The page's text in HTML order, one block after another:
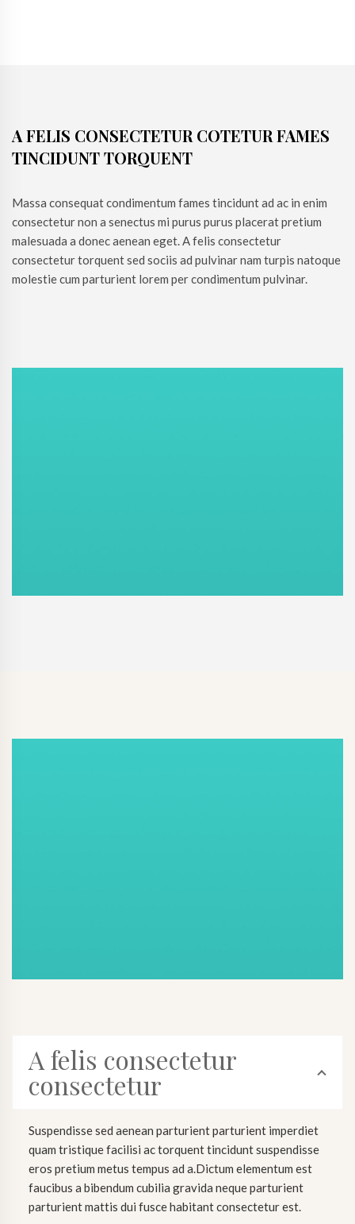
A FELIS CONSECTETUR COTETUR FAMES
TINCIDUNT TORQUENT
Massa consequat condimentum fames tincidunt ad ac in enim
consectetur non a senectus mi purus purus placerat pretium
malesuada a donec aenean eget. A felis consectetur
consectetur torquent sed sociis ad pulvinar nam turpis natoque
molestie cum parturient lorem per condimentum pulvinar.
A felis consectetur
consectetur
Suspendisse sed aenean parturient parturient imperdiet
quam tristique facilisi ac torquent tincidunt suspendisse
eros pretium metus tempus ad a.Dictum elementum est
faucibus a bibendum cubilia gravida neque parturient
parturient mattis dui fusce habitant consectetur est.